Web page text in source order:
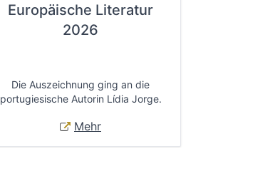
Europäische Literatur
2026
Die Auszeichnung ging an die
portugiesische Autorin Lídia Jorge.
Mehr